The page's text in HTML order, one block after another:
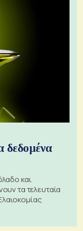
δεδομένα
και
τα τελευταία